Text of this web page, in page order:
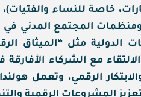
خاصة للنساء والفتيات)،
المجتمع المدني في
الدولية مثل “الميثاق
الالتقاء مع الشركاء
الرقمي، وتعمل